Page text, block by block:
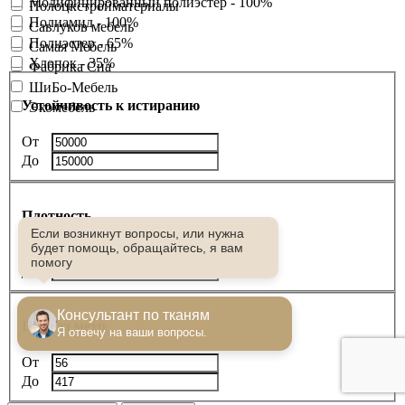
Если возникнут вопросы, или нужна
будет помощь, обращайтесь, я вам
помогу
Консультант по тканям
Я отвечу на ваши вопросы.
Полоцкстройматериалы
Савлуков мебель
Самая Мебель
Фабрика Сна
ШиБо-Мебель
Экомебель
Полиамид - 100%
Полиэстер - 65%
Хлопок - 35%
Устойчивость к истиранию
От
До
Плотность
От
До
Цена за метр
От
До